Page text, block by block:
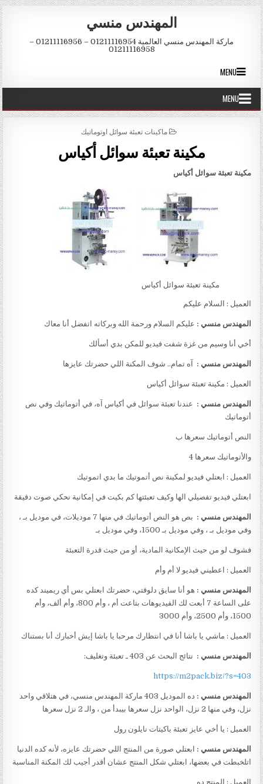
Skip to content
المهندس منسي
ماركة المهندس منسي العالمية 01211116954 – 01211116956 –
01211116958
MENU
MENU
POSTED IN
ماكينات تعبئة سوائل اوتوماتيك
مكينة تعبئة سوائل أكياس
مكينة تعبئة سوائل أكياس
مكينة تعبئة سوائل أكياس
العميل : السلام عليكم
المهندس منسي : عليكم السلام ورحمة الله وبركاته اتفضل أنا معاك
أخي أنا وسيم من غزة شفت فيديو للمكن بدي أسألك
المهندس منسي : آه تمام.. شوف المكنة اللي حضرتك عايزها
العميل : مكينة تعبئة سوائل أكياس
المهندس منسي : عندنا تعبئة سوائل في أكياس آه، في أتوماتيك وفي نص
أتوماتيك
النص أتوماتيك سعرها ب
والأتوماتيك سعرها 4
العميل : ابعتلي فيديو لمكينة نص أتموتيك ما بدي اتموتيك
ابعتلي فيديو تفصيلي الها وكيف تعبئتها كم بكيت في إمكانية نحكي صوت دقيقة
المهندس منسي :
بص هو النص أتوماتيك في منها 7 موديلات، في موديل بـ ،
وفي موديل بـ ، وفي موديل بـ 1500، وفي موديل بـ
فشوف لو من حيث الإمكانية المادية، أو من حيث قدرة التعبئة
العميل : اعطيني فيديو لا أم وأم
المهندس منسي : هو أنا سايق دلوقتي، حضرتك ابعتلي بس أي ريميند كده
على الساعة 7 أبعت لك الفيديوهات بتاعت أم ، وأم 800، وأم ألف، وأم
1500، وأم 2500، وأم 3000
العميل : ماشي يا باشا أنا في انتظارك مرحبا يا باشا إيش أخبارك أنا بستناك
المهندس منسي : نتائج البحث عن 403 ـ تعبئة وتغليف:
https://m2pack.biz/?s=403
المهندس منسي :
ده الموديل 403 ماركة المهندس منسي، في هتلاقي واحد
نزل، وفي منها 2 نزل، الواحد نزل سعرها بيبدأ من ، والـ 2 نزل سعرها
العميل : يا أخي عايز تعبئة باكيتات نايلون رول
المهندس منسي : ابعتلي صورة من المنتج اللي حضرتك عايزه، لأنه كده الدنيا
اتلخبطت في بعضها، ابعتلي شكل المنتج عشان أقدر أجيب لك المكنة المناسبة
العميل : المنتج ده